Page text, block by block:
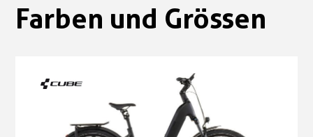
Farben und Grössen